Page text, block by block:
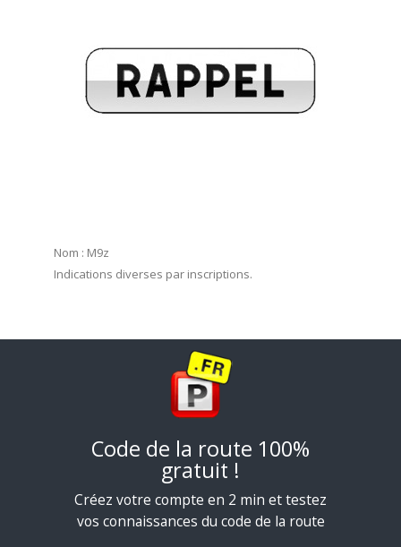
Nom : M9z
Indications diverses par inscriptions.
Code de la route 100%
gratuit !
Créez votre compte en 2 min et testez
vos connaissances du code de la route